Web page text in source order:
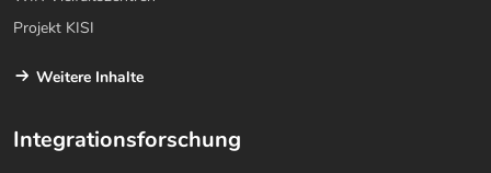
Projekt KISI
Weitere Inhalte
Integrationsforschung